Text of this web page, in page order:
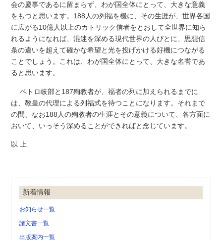
会の慶事であるに留まらず、わが国全体にとって、大きな意義
をもつと思います。188人の列福を機に、その生涯が、世界各国
に広がる10億人以上のカトリック信者をとおして全世界に知ら
れるようになれば、混迷を深める現代世界の人びとに、思想信
条の違いを超えて確かな希望と光を投げかける好機につながる
ことでしょう。これは、わが国全体にとって、大きな名誉であ
ると思います。
ペトロ岐部と187殉教者が、福者の列に加えられるまでに
は、教皇の代理による列福式を待つことになります。それまで
の間、なお188人の殉教者の生涯とその意義について、各方面に
おいて、いっそう深めることができればと念じています。
以 上
新着情報
お知らせ一覧
諸文書一覧
出版案内一覧